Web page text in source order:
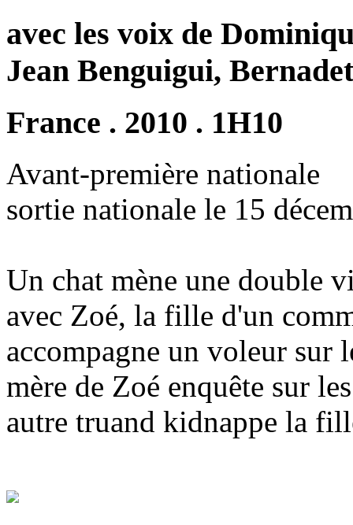
avec les voix de
Jean Benguigui,
France . 2010 . 1H10
Avant-première nationale
sortie nationale le 15
Un chat mène une double
avec Zoé, la fille d'un
accompagne un voleur sur
mère de Zoé enquête sur
autre truand kidnappe la